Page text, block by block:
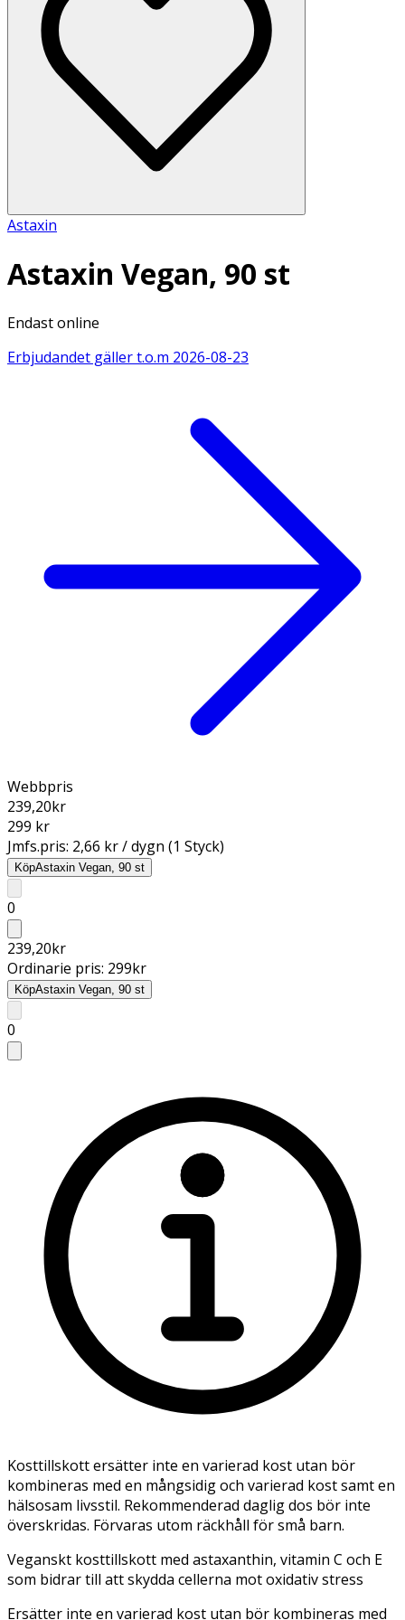
Astaxin
Astaxin Vegan, 90 st
Endast online
Erbjudandet gäller t.o.m 2026-08-23
Webbpris
239,20kr
299 kr
Jmfs.pris: 2,66 kr / dygn (1 Styck)
KöpAstaxin Vegan, 90 st
0
239,20kr
Ordinarie pris: 299kr
KöpAstaxin Vegan, 90 st
0
Kosttillskott ersätter inte en varierad kost utan bör
kombineras med en mångsidig och varierad kost samt en
hälsosam livsstil. Rekommenderad daglig dos bör inte
överskridas. Förvaras utom räckhåll för små barn.
Veganskt kosttillskott med astaxanthin, vitamin C och E
som bidrar till att skydda cellerna mot oxidativ stress
Ersätter inte en varierad kost utan bör kombineras med